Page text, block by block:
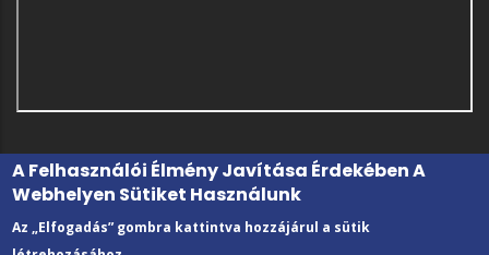
A Felhasználói Élmény Javítása Érdekében A
Webhelyen Sütiket Használunk
Az „Elfogadás” gombra kattintva hozzájárul a sütik